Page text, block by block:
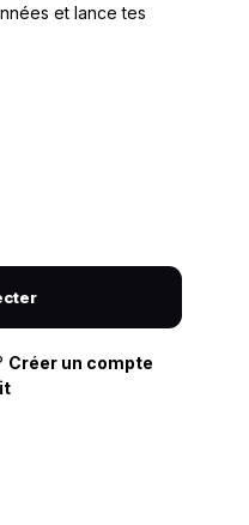
et lance tes
Créer un compte